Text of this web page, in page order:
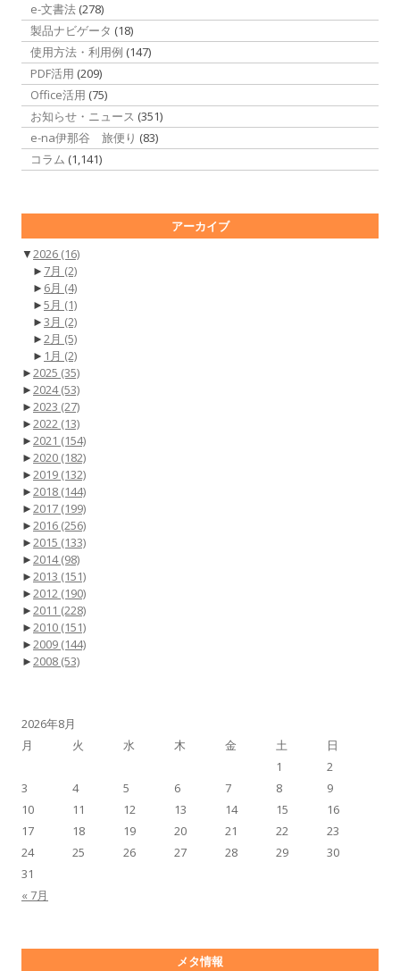
e-文書法 (278)
製品ナビゲータ (18)
使用方法・利用例 (147)
PDF活用 (209)
Office活用 (75)
お知らせ・ニュース (351)
e-na伊那谷 旅便り (83)
コラム (1,141)
アーカイブ
▼2026 (16)
► 7月 (2)
► 6月 (4)
►5月 (1)
►3月 (2)
►2月 (5)
► 1月 (2)
►2025 (35)
►2024(53)
►2023 (27)
►2022 (13)
►2021 (154)
►2020 (182)
►2019 (132)
►2018 (144)
►2017 (199)
►2016 (256)
►2015 (133)
►2014(98)
►2013 (151)
►2012 (190)
►2011 (228)
►2010 (151)
►2009 (144)
►2008 (53)
2026年8月
月
火 水 木 金 土 日
« 7月
1
2
3
4 5 6 7 8
9
10
11 12 13 14 15
16
17
18 19 20 21 22
23
24
25 26 27 28 29
30
31
メタ情報